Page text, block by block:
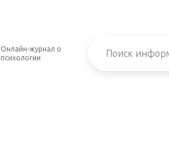
Онлайн-журнал о
психологии